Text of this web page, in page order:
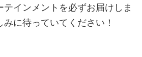
テインメントを必ずお届けしま
に待っていてください！